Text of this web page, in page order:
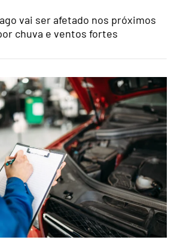
vai ser afetado nos próximos
chuva e ventos fortes